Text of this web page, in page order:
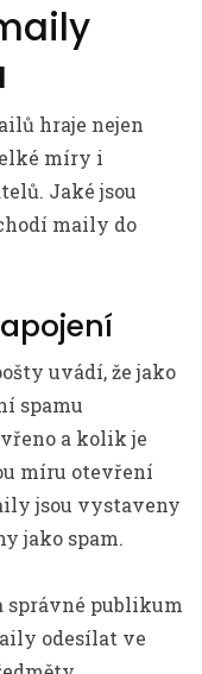
hraje nejen
míry i
Jaké jsou
maily do
uvádí, že jako
spamu
a kolik je
míru otevření
jsou vystaveny
jako spam.
správné publikum
odesílat ve